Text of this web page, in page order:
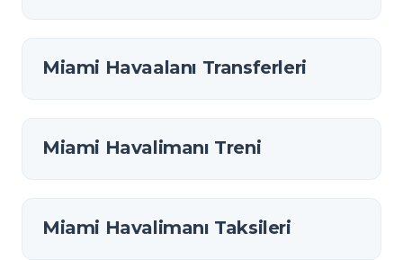
Miami Havaalanı Transferleri
Miami Havalimanı Treni
Miami Havalimanı Taksileri